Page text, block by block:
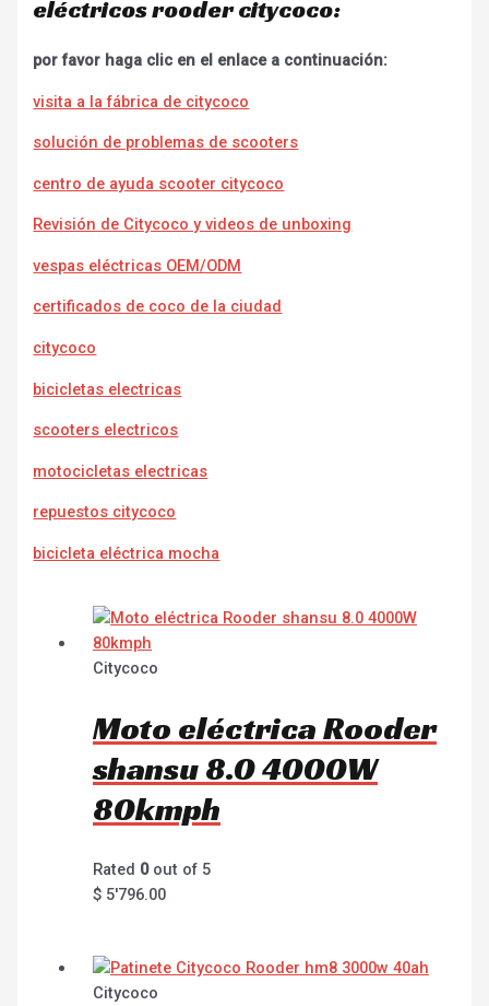
eléctricos rooder citycoco:
por favor haga clic en el enlace a continuación:
visita a la fábrica de citycoco
solución de problemas de scooters
centro de ayuda scooter citycoco
Revisión de Citycoco y videos de unboxing
vespas eléctricas OEM/ODM
certificados de coco de la ciudad
citycoco
bicicletas electricas
scooters electricos
motocicletas electricas
repuestos citycoco
bicicleta eléctrica mocha
Citycoco
Moto eléctrica Rooder
shansu 8.0 4000W
80kmph
Rated 0out of 5
$ 5'796.00
Citycoco